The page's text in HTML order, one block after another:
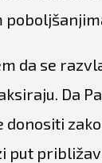
da se
Da
donositi
put